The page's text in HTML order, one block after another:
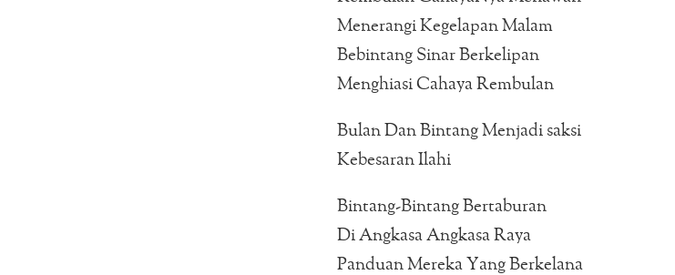
Menerangi Kegelapan Malam
Bebintang Sinar Berkelipan
Menghiasi Cahaya Rembulan
Bulan Dan Bintang Menjadi saksi
Kebesaran Ilahi
Bintang-Bintang Bertaburan
Di Angkasa Angkasa Raya
Panduan Mereka Yang Berkelana